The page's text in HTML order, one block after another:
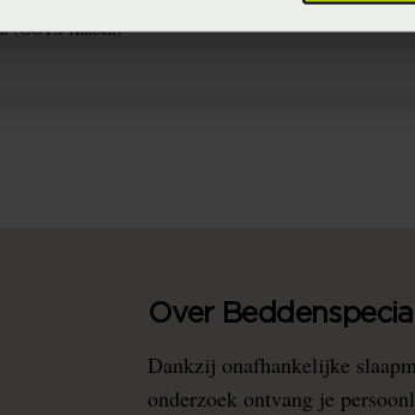
(GOTS Katoen)
Over
Dankzij onafhankelijke
onderzoek ontvang je